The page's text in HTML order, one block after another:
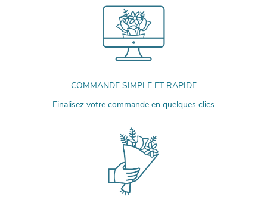
COMMANDE SIMPLE ET RAPIDE
Finalisez votre commande en quelques clics